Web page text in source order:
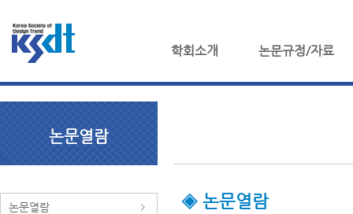
학회소개 논문규정/자료
논문열람
논문열람 ◈ 논문열람